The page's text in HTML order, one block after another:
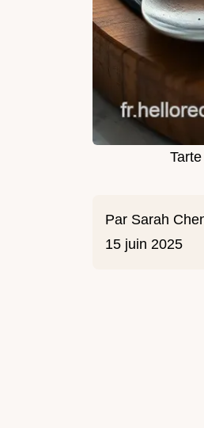
Par Sarah
15 juin 2025